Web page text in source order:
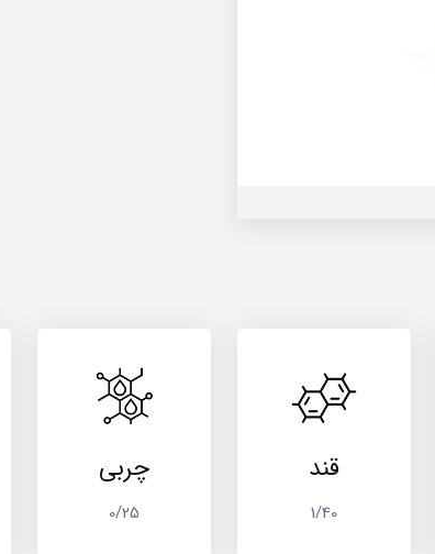
قند
1/40
چربی
0/25